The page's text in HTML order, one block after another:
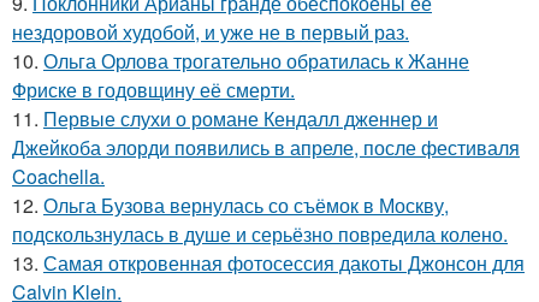
нездоровой худобой, и уже не в первый раз.
10. Ольга Орлова трогательно обратилась к Жанне
Фриске в годовщину её смерти.
11. Первые слухи о романе Кендалл дженнер и
Джейкоба элорди появились в апреле, после фестиваля
Coachella.
12. Ольга Бузова вернулась со съёмок в Москву,
подскользнулась в душе и серьёзно повредила колено.
13. Самая откровенная фотосессия дакоты Джонсон для
Calvin Klein.